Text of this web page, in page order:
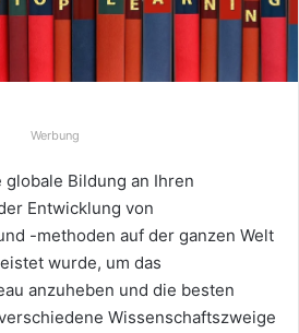
Werbung
Bildung an Ihren
Entwicklung von
-methoden auf der ganzen Welt
wurde, um das
anzuheben und die besten
Wissenschaftszweige